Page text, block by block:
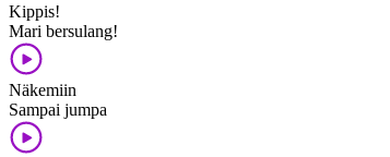
Kippis!
Mari bersulang!
Näkemiin
Sampai jumpa